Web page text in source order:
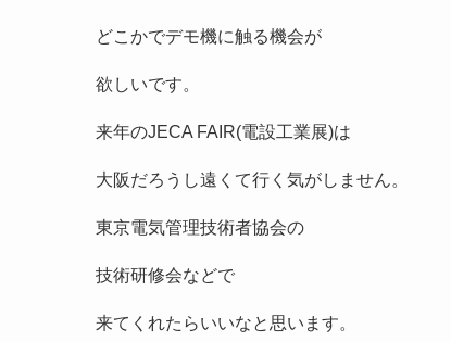
どこかでデモ機に触る機会が
欲しいです。
来年のJECA FAIR(電設工業展)は
大阪だろうし遠くて行く気がしません。
東京電気管理技術者協会の
技術研修会などで
来てくれたらいいなと思います。